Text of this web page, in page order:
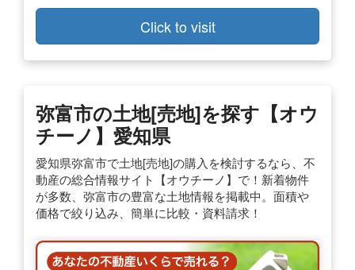
Click to visit
弥富市の土地[売地]を探す【オウ
チーノ】愛知県
愛知県弥富市で土地[売地]の購入を検討するなら、不
動産の総合情報サイト【オウチーノ】で！新着物件
が多数、弥富市の豊富な土地情報を掲載中。面積や
価格で絞り込み、簡単に比較・資料請求！